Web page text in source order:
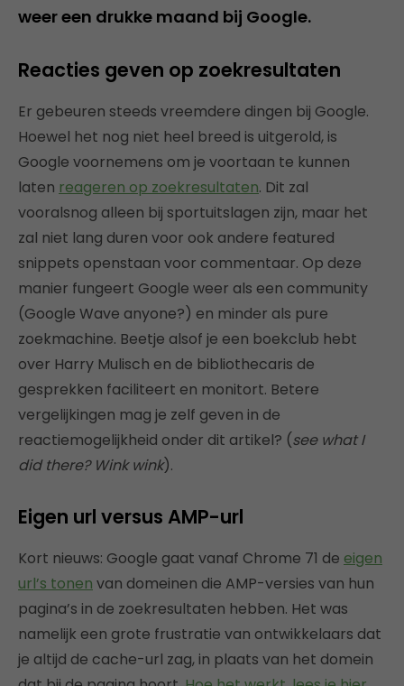
weer een drukke maand bij Google.
Reacties geven op zoekresultaten
Er gebeuren steeds vreemdere dingen bij Google.
Hoewel het nog niet heel breed is uitgerold, is
Google voornemens om je voortaan te kunnen
laten reageren op zoekresultaten. Dit zal
vooralsnog alleen bij sportuitslagen zijn, maar het
zal niet lang duren voor ook andere featured
snippets openstaan voor commentaar. Op deze
manier fungeert Google weer als een community
(Google Wave anyone?) en minder als pure
zoekmachine. Beetje alsof je een boekclub hebt
over Harry Mulisch en de bibliothecaris de
gesprekken faciliteert en monitort. Betere
vergelijkingen mag je zelf geven in de
reactiemogelijkheid onder dit artikel? (see what I
did there? Wink wink).
Eigen url versus AMP-url
Kort nieuws: Google gaat vanaf Chrome 71 de eigen
url’s tonen van domeinen die AMP-versies van hun
pagina’s in de zoekresultaten hebben. Het was
namelijk een grote frustratie van ontwikkelaars dat
je altijd de cache-url zag, in plaats van het domein